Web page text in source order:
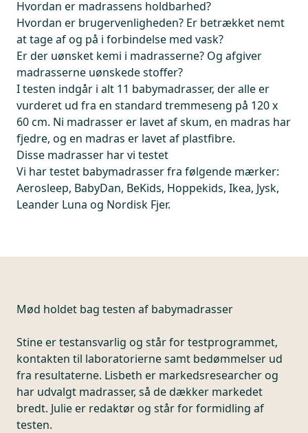
Hvordan er madrassens holdbarhed?
Hvordan er brugervenligheden? Er betrækket nemt
at tage af og på i forbindelse med vask?
Er der uønsket kemi i madrasserne? Og afgiver
madrasserne uønskede stoffer?
I testen indgår i alt 11 babymadrasser, der alle er
vurderet ud fra en standard tremmeseng på 120 x
60 cm. Ni madrasser er lavet af skum, en madras har
fjedre, og en madras er lavet af plastfibre.
Disse madrasser har vi testet
Vi har testet babymadrasser fra følgende mærker:
Aerosleep, BabyDan, BeKids, Hoppekids, Ikea, Jysk,
Leander Luna og Nordisk Fjer.
Mød holdet bag testen af babymadrasser
Stine er testansvarlig og står for testprogrammet,
kontakten til laboratorierne samt bedømmelser ud
fra resultaterne. Lisbeth er markedsresearcher og
har udvalgt madrasser, så de dækker markedet
bredt. Julie er redaktør og står for formidling af
testen.